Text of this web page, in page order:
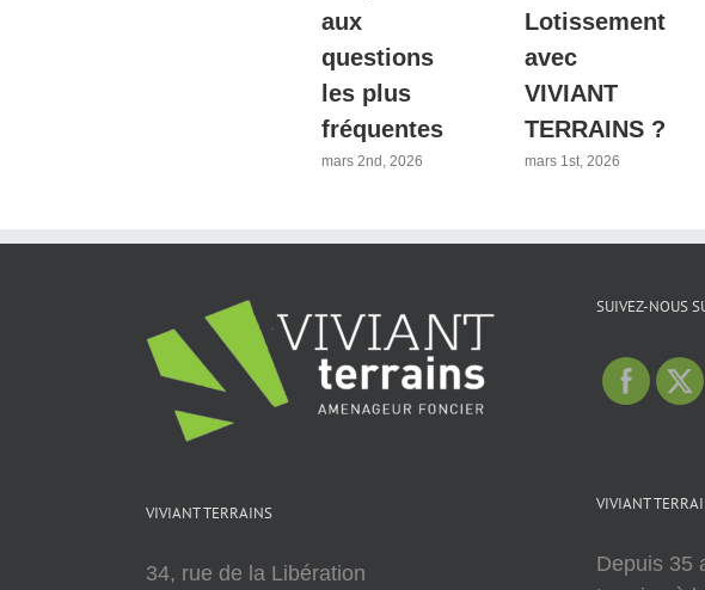
aux
questions
les plus
fréquentes
mars 2nd, 2026
Lotissement
avec
VIVIANT
TERRAINS ?
mars 1st, 2026
VIVIANT TERRAINS
34, rue de la Libération
SUIVEZ-NOUS
VIVIANT
Depuis 35